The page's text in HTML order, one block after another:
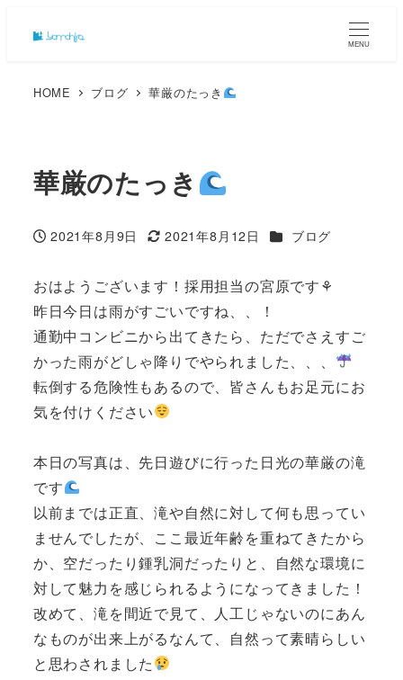
MENU
HOME ブログ 華厳のたっき
華厳のたっき
投稿日
2021年8月9日
更新日
2021年8月12日 カテゴリー
ブログ
おはようございます！採用担当の宮原です⚘
昨日今日は雨がすごいですね、、！
通勤中コンビニから出てきたら、ただでさえすご
かった雨がどしゃ降りでやられました、、、
転倒する危険性もあるので、皆さんもお足元にお
気を付けください
本日の写真は、先日遊びに行った日光の華厳の滝
です
以前までは正直、滝や自然に対して何も思ってい
ませんでしたが、ここ最近年齢を重ねてきたから
か、空だったり鍾乳洞だったりと、自然な環境に
対して魅力を感じられるようになってきました！
改めて、滝を間近で見て、人工じゃないのにあん
なものが出来上がるなんて、自然って素晴らしい
と思わされました